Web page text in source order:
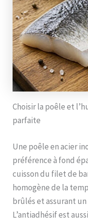
Choisir la poêle et
parfaite
Une poêle en acier
préférence à fond
cuisson du filet de
homogène de la
brûlés et assurant
L’antiadhésif est